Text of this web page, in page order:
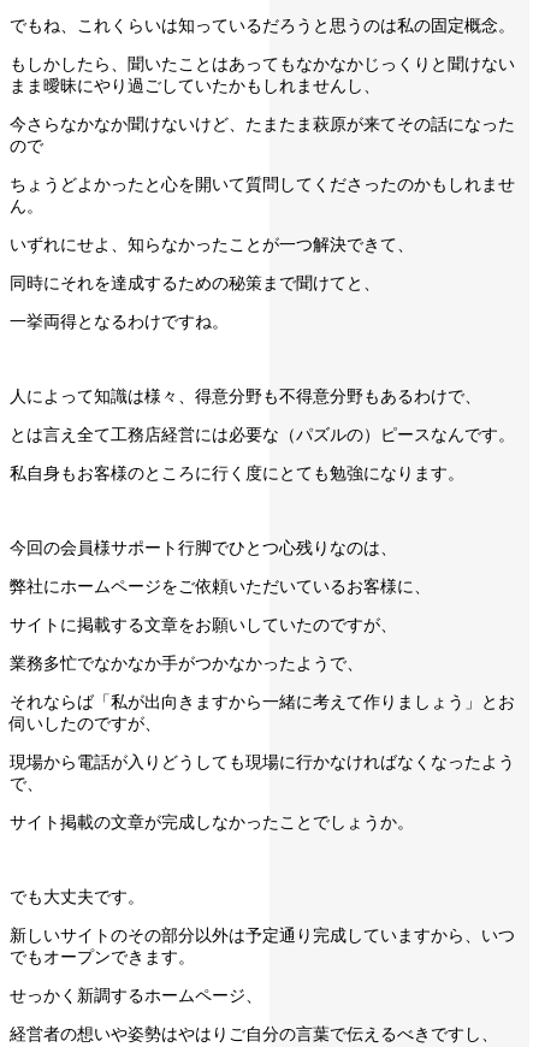
でもね、これくらいは知っているだろうと思うのは私の固定概念。
もしかしたら、聞いたことはあってもなかなかじっくりと聞けない
まま曖昧にやり過ごしていたかもしれませんし、
今さらなかなか聞けないけど、たまたま萩原が来てその話になった
ので
ちょうどよかったと心を開いて質問してくださったのかもしれませ
ん。
いずれにせよ、知らなかったことが一つ解決できて、
同時にそれを達成するための秘策まで聞けてと、
一挙両得となるわけですね。
人によって知識は様々、得意分野も不得意分野もあるわけで、
とは言え全て工務店経営には必要な（パズルの）ピースなんです。
私自身もお客様のところに行く度にとても勉強になります。
今回の会員様サポート行脚でひとつ心残りなのは、
弊社にホームページをご依頼いただいているお客様に、
サイトに掲載する文章をお願いしていたのですが、
業務多忙でなかなか手がつかなかったようで、
それならば「私が出向きますから一緒に考えて作りましょう」とお
伺いしたのですが、
現場から電話が入りどうしても現場に行かなければなくなったよう
で、
サイト掲載の文章が完成しなかったことでしょうか。
でも大丈夫です。
新しいサイトのその部分以外は予定通り完成していますから、いつ
でもオープンできます。
せっかく新調するホームページ、
経営者の想いや姿勢はやはりご自分の言葉で伝えるべきですし、